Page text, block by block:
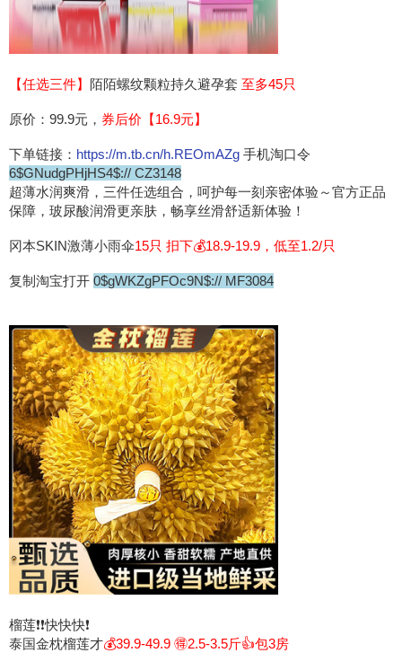
【任选三件】 陌陌螺纹颗粒持久避孕套 至多45只
原价：99.9元， 券后价【16.9元】
下单链接： https://m.tb.cn/h.REOmAZg 手机淘口令
6$GNudgPHjHS4$:// CZ3148
超薄水润爽滑，三件任选组合，呵护每一刻亲密体验～官方正品
保障，玻尿酸润滑更亲肤，畅享丝滑舒适新体验！
冈本SKIN激薄小雨伞15只 抇下💰18.9-19.9，低至1.2/只
复制淘宝打开 0$gWKZgPFOc9N$:// MF3084
榴莲❗❗快快快❗
泰国金枕榴莲才💰39.9-49.9 🉐2.5-3.5斤👍包3房